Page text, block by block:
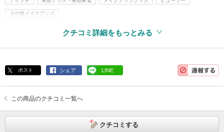
その他メイクグッズ
クチコミ詳細をもっとみる
ポスト シェア LINE
この商品のクチコミ一覧へ
クチコミする